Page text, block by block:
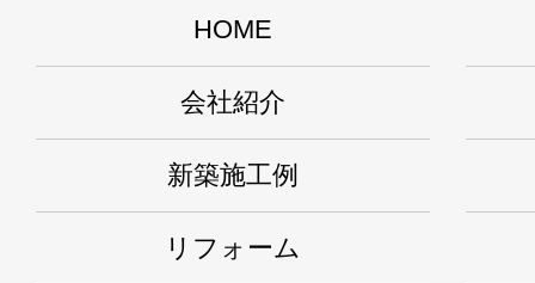
HOME
会社紹介
新築施工例
リフォーム